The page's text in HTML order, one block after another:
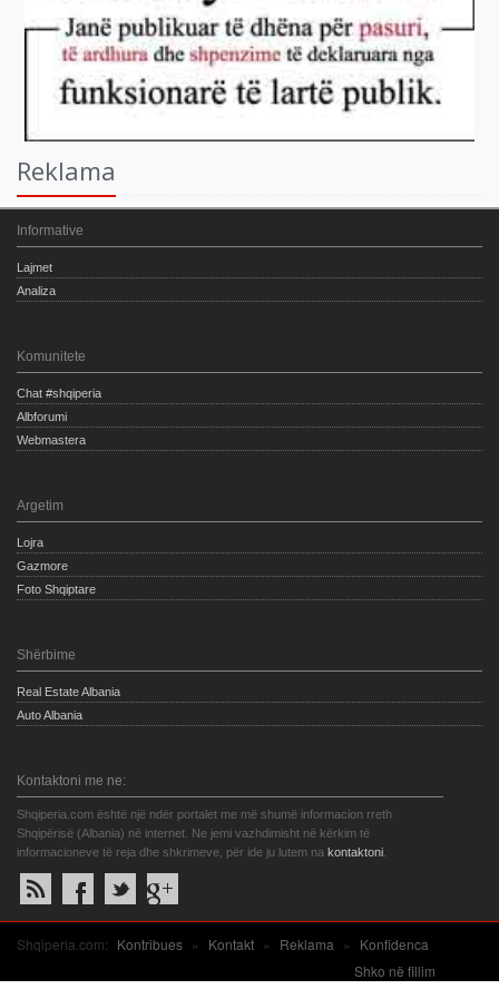
Reklama
Informative
Lajmet
Analiza
Komunitete
Chat #shqiperia
Albforumi
Webmastera
Argetim
Lojra
Gazmore
Foto Shqiptare
Shërbime
Real Estate Albania
Auto Albania
Kontaktoni me ne:
Shqiperia.com është një ndër portalet me më shumë informacion rreth
Shqipërisë (Albania) në internet. Ne jemi vazhdimisht në kërkim të
informacioneve të reja dhe shkrimeve, për ide ju lutem na kontaktoni
Shqiperia.com: Kontribues » Kontakt » Reklama »
Konfidenca
Shko në fillim